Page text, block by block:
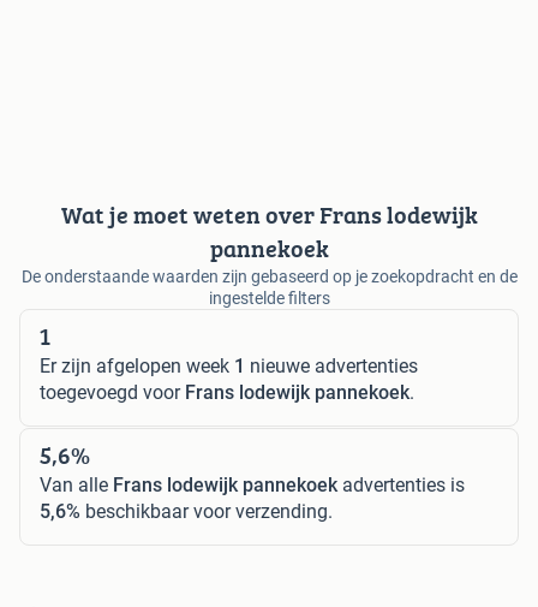
Wat je moet weten over Frans lodewijk
pannekoek
De onderstaande waarden zijn gebaseerd op je zoekopdracht en de
ingestelde filters
1
Er zijn afgelopen week 1 nieuwe advertenties
toegevoegd voor Frans lodewijk pannekoek.
5,6%
Van alle Frans lodewijk pannekoek advertenties is
5,6% beschikbaar voor verzending.